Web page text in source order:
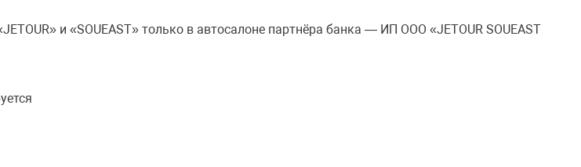
и «SOUEAST» только в автосалоне партнёра банка — ИП ООО «JETOUR SOUEAST